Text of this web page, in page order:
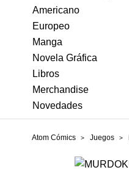
Americano
Europeo
Manga
Novela Gráfica
Libros
Merchandise
Novedades
Atom Cómics Juegos